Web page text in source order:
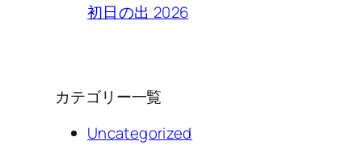
初日の出 2026
カテゴリー一覧
Uncategorized